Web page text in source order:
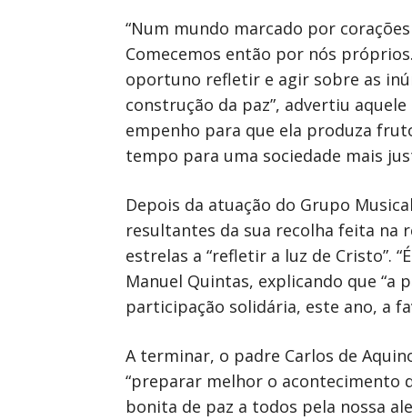
“Num mundo marcado por
Comecemos então por nós
oportuno refletir e agir sobre as
construção da paz”, advertiu
empenho para que ela produza
tempo para uma sociedade mais
Depois da atuação do Grupo
resultantes da sua recolha feita na
estrelas a “refletir a luz de Cristo”.
Manuel Quintas, explicando que
participação solidária, este ano, a
A terminar, o padre Carlos de
“preparar melhor o acontecimento
bonita de paz a todos pela nossa